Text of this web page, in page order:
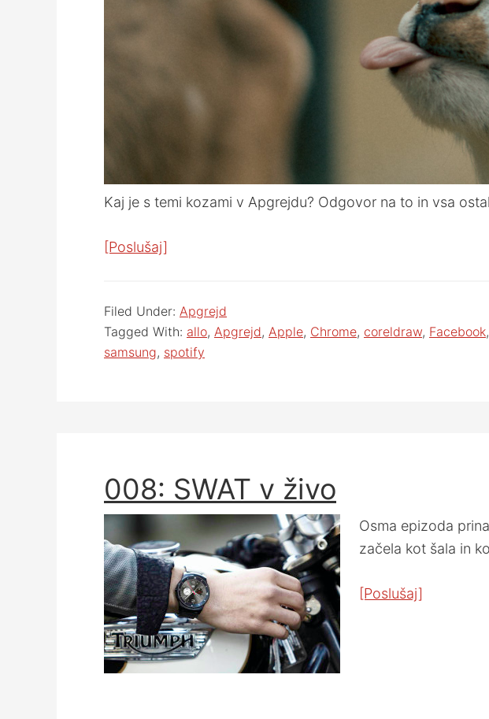
Kaj je s temi kozami v Apgrejdu? Odgovor na to in vsa
[Poslušaj]
Filed Under: Apgrejd
Tagged With: allo, Apgrejd, Apple, Chrome, coreldraw, Facebook,
samsung, spotify
008: SWAT v živo
Osma epizoda
začela kot šala in
[Poslušaj]